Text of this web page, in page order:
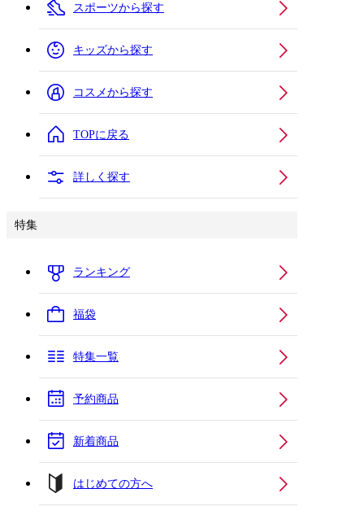
スポーツから探す
キッズから探す
コスメから探す
TOPに戻る
詳しく探す
特集
ランキング
福袋
特集一覧
予約商品
新着商品
はじめての方へ